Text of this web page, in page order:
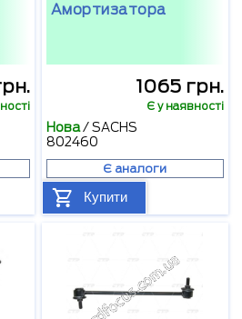
Амортизатора
1065 грн.
Є у наявності
Нова/SACHS
802460
Є аналоги
Купити